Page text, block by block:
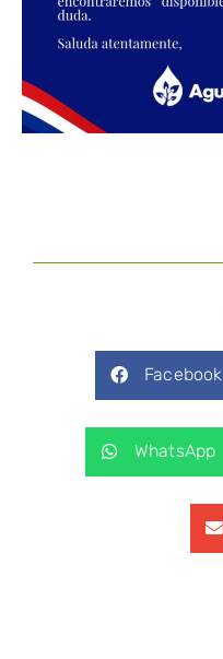
Facebook
WhatsApp